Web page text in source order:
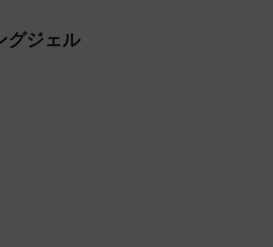
グジェル